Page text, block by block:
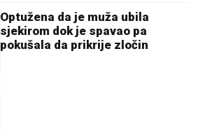
Optužena da je muža ubila
sjekirom dok je spavao pa
pokušala da prikrije zločin